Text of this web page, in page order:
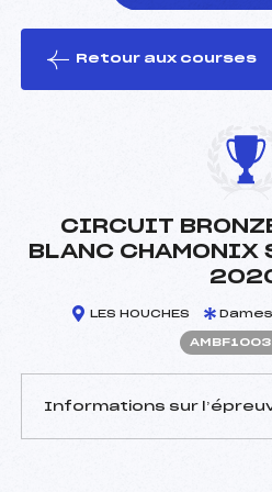
le ski
Retour aux courses
CIRCUIT
BLANC
LES HOUCHES Dames
Informations sur